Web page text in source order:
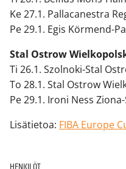
Ke 27.1. Pallacanestra
Pe 29.1. Egis Körmend-
Stal Ostrow
Ti 26.1. Szolnoki-Stal
To 28.1. Stal Ostrow
Pe 29.1. Ironi Ness
Lisätietoa: FIBA Europe